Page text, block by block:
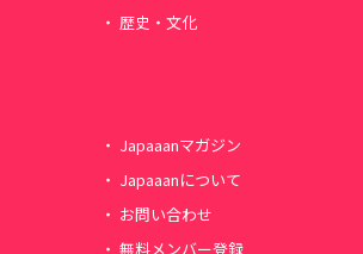
歴史・文化
Japaaanマガジン
Japaaanについて
お問い合わせ
無料メンバー登録